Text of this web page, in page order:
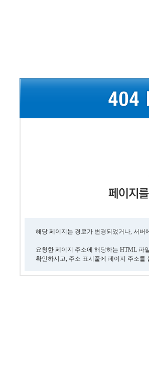
해당 페이지는 경로가 변경되었거나, 서
요청한 페이지 주소에 해당하는 HTML 파
확인하시고, 주소 표시줄에 페이지 주소